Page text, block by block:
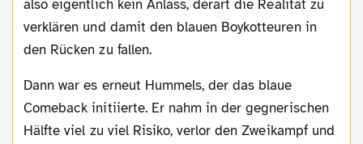
also eigentlich kein Anlass, derart die Realität zu
verklären und damit den blauen Boykotteuren in
den Rücken zu fallen.
Dann war es erneut Hummels, der das blaue
Comeback initiierte. Er nahm in der gegnerischen
Hälfte viel zu viel Risiko, verlor den Zweikampf und